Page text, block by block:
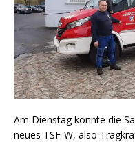
Am Dienstag konnte die
neues TSF-W, also